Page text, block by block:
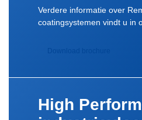
Verdere informatie over
coatingsystemen vindt u in
High